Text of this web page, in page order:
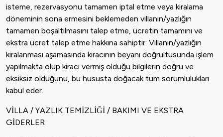
isteme, rezervasyonu tamamen iptal etme veya kiralama
döneminin sona ermesini beklemeden villanın/yazlığın
tamamen boşaltılmasını talep etme, ücretin tamamını ve
ekstra ücret talep etme hakkına sahiptir. Villanın/yazlığın
kiralanması aşamasında kiracının beyanı doğrultusunda işlem
yapılmakta olup kiracı vermiş olduğu bilgilerin doğru ve
eksiksiz olduğunu, bu hususta doğacak tüm sorumlulukları
kabul eder.
VİLLA / YAZLIK TEMİZLİĞİ / BAKIMI VE EKSTRA
GİDERLER